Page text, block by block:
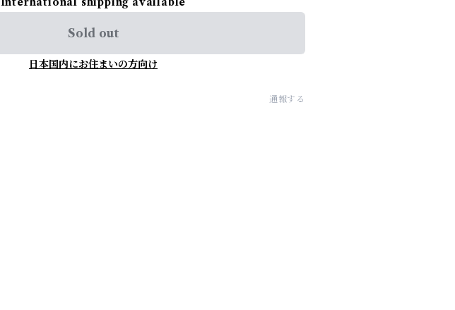
Sold out
日本国内にお住まいの方向け
通報する